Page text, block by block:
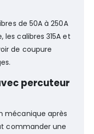
de 50A à 250A
les calibres 315A et
de coupure
percuteur
mécanique après
commander une